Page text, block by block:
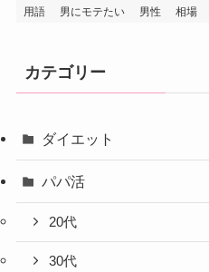
用語
男にモテたい 男性 相場
カテゴリー
ダイエット
パパ活
20代
30代